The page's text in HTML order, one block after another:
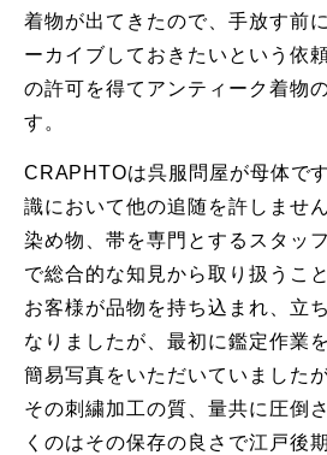
着物が出てきたので、手放す前
ーカイブしておきたいという依
の許可を得てアンティーク着物
す。
CRAPHTOは呉服問屋が母体で
識において他の追随を許しませ
染め物、帯を専門とするスタッ
で総合的な知見から取り扱うこ
お客様が品物を持ち込まれ、立
なりましたが、最初に鑑定作業
簡易写真をいただいていました
その刺繍加工の質、量共に圧倒
くのはその保存の良さで江戸後